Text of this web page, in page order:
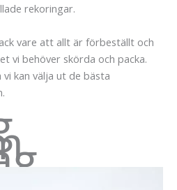
rekoringar.
vare att allt är förbeställt och
vi behöver skörda och packa.
kan välja ut de bästa